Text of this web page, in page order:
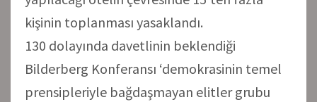
kişinin toplanması yasaklandı.
130 dolayında davetlinin beklendiği
Bilderberg Konferansı ‘demokrasinin temel
prensipleriyle bağdaşmayan elitler grubu